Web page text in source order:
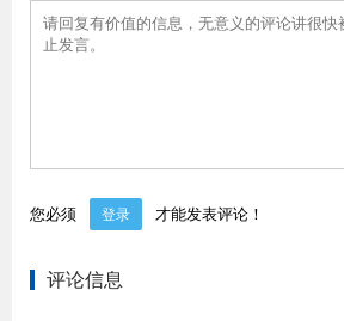
您必须 登录 才能发表评论！
评论信息